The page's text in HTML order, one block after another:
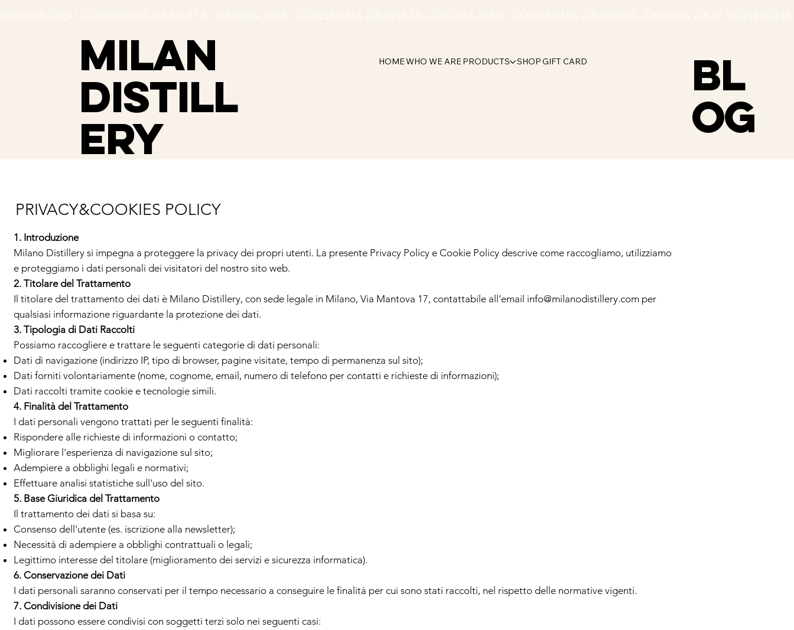
BL
OG
MILAN
Distill
ery
HOMEWHO WE AREPRODUCTS SHOPGIFT CARD
PRIVACY&COOKIES POLICY
1. Introduzione
Milano Distillery si impegna a proteggere la privacy dei propri utenti. La presente Privacy Policy e Cookie Policy descrive come raccogliamo, utilizziamo
e proteggiamo i dati personali dei visitatori del nostro sito web.
2. Titolare del Trattamento
Il titolare del trattamento dei dati è Milano Distillery, con sede legale in Milano, Via Mantova 17, contattabile all'email info@milanodistillery.com per
qualsiasi informazione riguardante la protezione dei dati.
3. Tipologia di Dati Raccolti
Possiamo raccogliere e trattare le seguenti categorie di dati personali:
Dati di navigazione (indirizzo IP, tipo di browser, pagine visitate, tempo di permanenza sul sito);
Dati forniti volontariamente (nome, cognome, email, numero di telefono per contatti e richieste di informazioni);
Dati raccolti tramite cookie e tecnologie simili.
4. Finalità del Trattamento
I dati personali vengono trattati per le seguenti finalità:
Rispondere alle richieste di informazioni o contatto;
Migliorare l'esperienza di navigazione sul sito;
Adempiere a obblighi legali e normativi;
Effettuare analisi statistiche sull'uso del sito.
5. Base Giuridica del Trattamento
Il trattamento dei dati si basa su:
Consenso dell'utente (es. iscrizione alla newsletter);
Necessità di adempiere a obblighi contrattuali o legali;
Legittimo interesse del titolare (miglioramento dei servizi e sicurezza informatica).
6. Conservazione dei Dati
I dati personali saranno conservati per il tempo necessario a conseguire le finalità per cui sono stati raccolti, nel rispetto delle normative vigenti.
7. Condivisione dei Dati
I dati possono essere condivisi con soggetti terzi solo nei seguenti casi: